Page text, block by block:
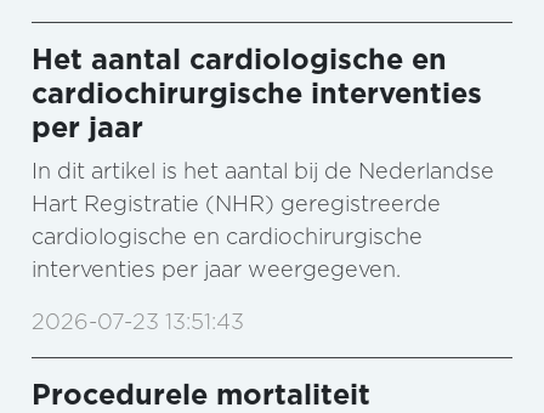
Het aantal cardiologische en
cardiochirurgische interventies
per jaar
In dit artikel is het aantal bij de Nederlandse
Hart Registratie (NHR) geregistreerde
cardiologische en cardiochirurgische
interventies per jaar weergegeven.
2026-07-23 13:51:43
Procedurele mortaliteit